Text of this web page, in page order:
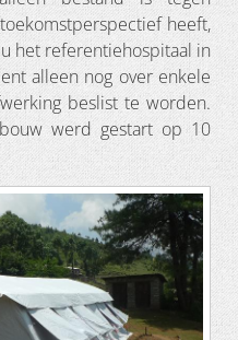
heeft,
het referentiehospitaal in
alleen nog over enkele
beslist te worden.
werd gestart op 10